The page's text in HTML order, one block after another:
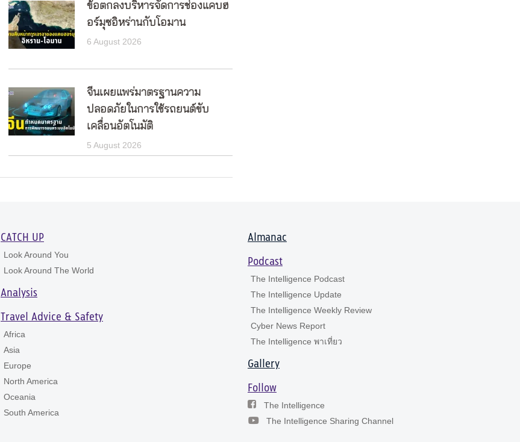
ข้อตกลงบริหารจัดการช่องแคบฮ
อร์มุซอิหร่านกับโอมาน
6 August 2026
จีนเผยแพร่มาตรฐานความ
ปลอดภัยในการใช้รถยนต์ขับ
เคลื่อนอัตโนมัติ
5 August 2026
CATCH UP
Look Around You
Look Around The World
Analysis
Travel Advice & Safety
Africa
Asia
Europe
North America
Oceania
South America
Almanac
Podcast
The Intelligence Podcast
The Intelligence Update
The Intelligence Weekly Review
Cyber News Report
The Intelligence พาเที่ยว
Gallery
Follow
The Intelligence
The Intelligence Sharing Channel